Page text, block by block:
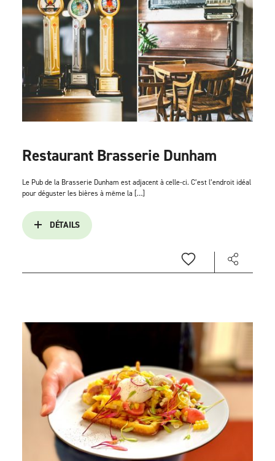
Restaurant Brasserie Dunham
Le Pub de la Brasserie Dunham est adjacent à celle-ci. C’est l’endroit idéal
pour déguster les bières à même la […]
DÉTAILS